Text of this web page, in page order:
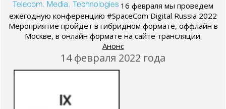
16 февраля мы проведем
ежегодную конференцию #SpaceCom Digital Russia 2022
Мероприятие пройдет в гибридном формате, оффлайн в
Москве, в онлайн формате на сайте трансляции.
Анонс
14 февраля 2022 года